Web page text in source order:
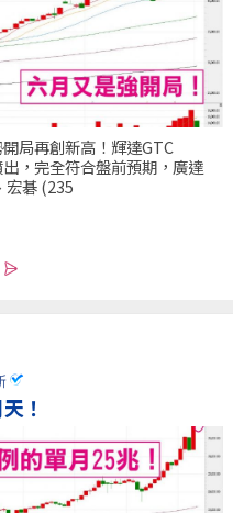
局再創新高！輝達GTC
，完全符合盤前預期，廣達
碁 (235
！